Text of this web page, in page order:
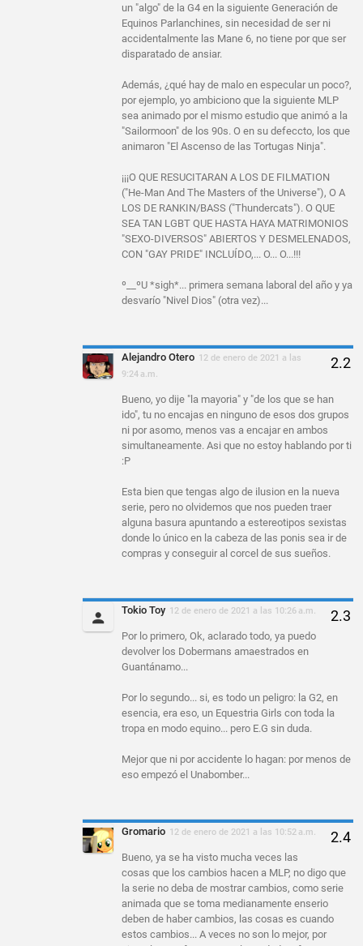
un "algo" de la G4 en la siguiente Generación de
Equinos Parlanchines, sin necesidad de ser ni
accidentalmente las Mane 6, no tiene por que ser
disparatado de ansiar.
Además, ¿qué hay de malo en especular un poco?,
por ejemplo, yo ambiciono que la siguiente MLP
sea animado por el mismo estudio que animó a la
"Sailormoon" de los 90s. O en su defeccto, los que
animaron "El Ascenso de las Tortugas Ninja".
¡¡¡O QUE RESUCITARAN A LOS DE FILMATION
("He-Man And The Masters of the Universe"), O A
LOS DE RANKIN/BASS ("Thundercats"). O QUE
SEA TAN LGBT QUE HASTA HAYA MATRIMONIOS
"SEXO-DIVERSOS" ABIERTOS Y DESMELENADOS,
CON "GAY PRIDE" INCLUÍDO,... O... O...!!!
º__ºU *sigh*... primera semana laboral del año y ya
desvarío "Nivel Dios" (otra vez)...
Alejandro Otero 12 de enero de 2021 a las
9:24 a.m.
Bueno, yo dije "la mayoria" y "de los que se han
ido", tu no encajas en ninguno de esos dos grupos
ni por asomo, menos vas a encajar en ambos
simultaneamente. Asi que no estoy hablando por ti
:P
Esta bien que tengas algo de ilusion en la nueva
serie, pero no olvidemos que nos pueden traer
alguna basura apuntando a estereotipos sexistas
donde lo único en la cabeza de las ponis sea ir de
compras y conseguir al corcel de sus sueños.
Tokio Toy 12 de enero de 2021 a las 10:26 a.m.
Por lo primero, Ok, aclarado todo, ya puedo
devolver los Dobermans amaestrados en
Guantánamo...
Por lo segundo... si, es todo un peligro: la G2, en
esencia, era eso, un Equestria Girls con toda la
tropa en modo equino... pero E.G sin duda.
Mejor que ni por accidente lo hagan: por menos de
eso empezó el Unabomber...
Gromario 12 de enero de 2021 a las 10:52 a.m.
Bueno, ya se ha visto mucha veces las
cosas que los cambios hacen a MLP, no digo que
la serie no deba de mostrar cambios, como serie
animada que se toma medianamente enserio
deben de haber cambios, las cosas es cuando
estos cambios... A veces no son lo mejor, por